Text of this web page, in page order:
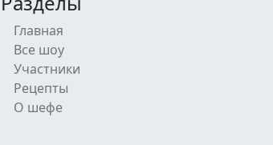
Главная
Все шоу
Участники
Рецепты
О шефе